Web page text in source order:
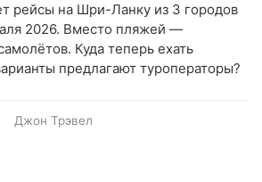
рейсы на Шри-Ланку из 3 городов
2026. Вместо пляжей —
Куда теперь ехать
предлагают туроператоры?
Джон Трэвел